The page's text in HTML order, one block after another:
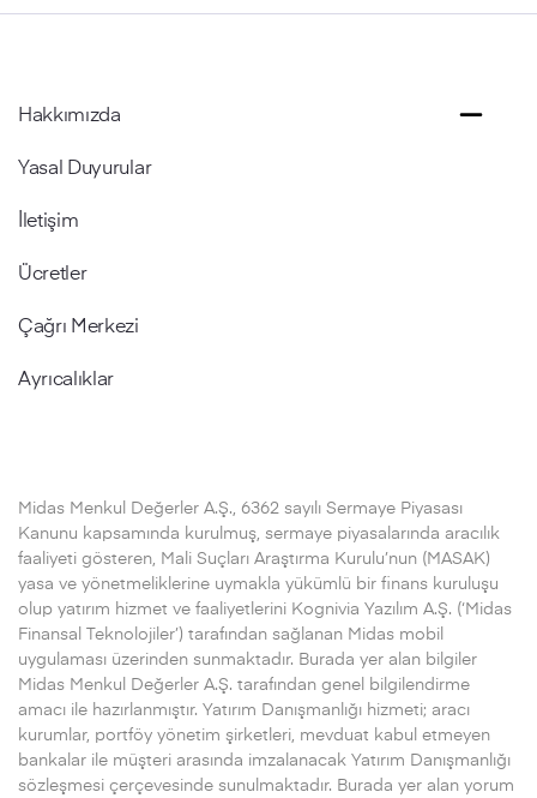
Hakkımızda
Yasal Duyurular
İletişim
Ücretler
Çağrı Merkezi
Ayrıcalıklar
Midas Menkul Değerler A.Ş., 6362 sayılı Sermaye Piyasası
Kanunu kapsamında kurulmuş, sermaye piyasalarında aracılık
faaliyeti gösteren, Mali Suçları Araştırma Kurulu’nun (MASAK)
yasa ve yönetmeliklerine uymakla yükümlü bir finans kuruluşu
olup yatırım hizmet ve faaliyetlerini Kognivia Yazılım A.Ş. (‘Midas
Finansal Teknolojiler’) tarafından sağlanan Midas mobil
uygulaması üzerinden sunmaktadır. Burada yer alan bilgiler
Midas Menkul Değerler A.Ş. tarafından genel bilgilendirme
amacı ile hazırlanmıştır. Yatırım Danışmanlığı hizmeti; aracı
kurumlar, portföy yönetim şirketleri, mevduat kabul etmeyen
bankalar ile müşteri arasında imzalanacak Yatırım Danışmanlığı
sözleşmesi çerçevesinde sunulmaktadır. Burada yer alan yorum